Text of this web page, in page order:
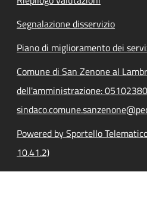
Segnalazione disservizio
Piano di miglioramento dei
Comune di San Zenone al
dell'amministrazione:
Powered by Sportello
10.41.2)